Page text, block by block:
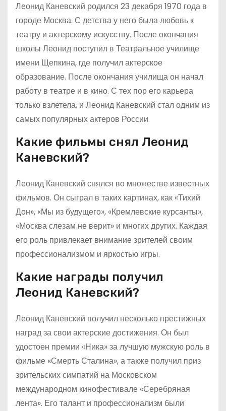
Леонид Каневский родился 23 декабря 1970 года в
городе Москва. С детства у него была любовь к
театру и актерскому искусству. После окончания
школы Леонид поступил в Театральное училище
имени Щепкина, где получил актерское
образование. После окончания училища он начал
работу в театре и в кино. С тех пор его карьера
только взлетела, и Леонид Каневский стал одним из
самых популярных актеров России.
Какие фильмы снял Леонид
Каневский?
Леонид Каневский снялся во множестве известных
фильмов. Он сыграл в таких картинах, как «Тихий
Дон», «Мы из будущего», «Кремлевские курсанты»,
«Москва слезам не верит» и многих других. Каждая
его роль привлекает внимание зрителей своим
профессионализмом и яркостью игры.
Какие награды получил
Леонид Каневский?
Леонид Каневский получил несколько престижных
наград за свои актерские достижения. Он был
удостоен премии «Ника» за лучшую мужскую роль в
фильме «Смерть Сталина», а также получил приз
зрительских симпатий на Московском
международном кинофестивале «Серебряная
лента». Его талант и профессионализм были